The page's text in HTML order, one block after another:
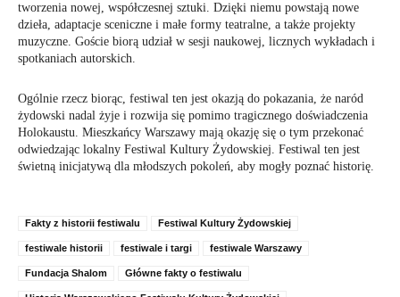
tworzenia nowej, współczesnej sztuki. Dzięki niemu powstają nowe
dzieła, adaptacje sceniczne i małe formy teatralne, a także projekty
muzyczne. Goście biorą udział w sesji naukowej, licznych wykładach i
spotkaniach autorskich.
Ogólnie rzecz biorąc, festiwal ten jest okazją do pokazania, że naród
żydowski nadal żyje i rozwija się pomimo tragicznego doświadczenia
Holokaustu. Mieszkańcy Warszawy mają okazję się o tym przekonać
odwiedzając lokalny Festiwal Kultury Żydowskiej. Festiwal ten jest
świetną inicjatywą dla młodszych pokoleń, aby mogły poznać historię.
Fakty z historii festiwalu Festiwal Kultury Żydowskiej
festiwale historii festiwale i targi festiwale Warszawy
Fundacja Shalom Główne fakty o festiwalu